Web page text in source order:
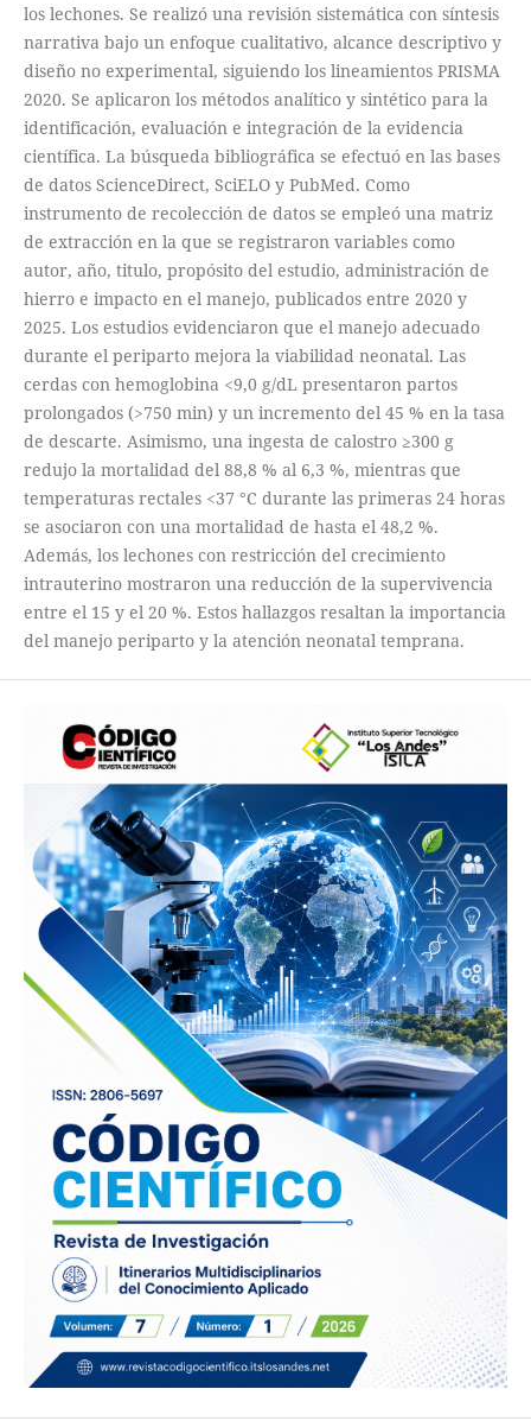
los lechones. Se realizó una revisión sistemática con síntesis
narrativa bajo un enfoque cualitativo, alcance descriptivo y
diseño no experimental, siguiendo los lineamientos PRISMA
2020. Se aplicaron los métodos analítico y sintético para la
identificación, evaluación e integración de la evidencia
científica. La búsqueda bibliográfica se efectuó en las bases
de datos ScienceDirect, SciELO y PubMed. Como
instrumento de recolección de datos se empleó una matriz
de extracción en la que se registraron variables como
autor, año, titulo, propósito del estudio, administración de
hierro e impacto en el manejo, publicados entre 2020 y
2025. Los estudios evidenciaron que el manejo adecuado
durante el periparto mejora la viabilidad neonatal. Las
cerdas con hemoglobina <9,0 g/dL presentaron partos
prolongados (>750 min) y un incremento del 45 % en la tasa
de descarte. Asimismo, una ingesta de calostro ≥300 g
redujo la mortalidad del 88,8 % al 6,3 %, mientras que
temperaturas rectales <37 °C durante las primeras 24 horas
se asociaron con una mortalidad de hasta el 48,2 %.
Además, los lechones con restricción del crecimiento
intrauterino mostraron una reducción de la supervivencia
entre el 15 y el 20 %. Estos hallazgos resaltan la importancia
del manejo periparto y la atención neonatal temprana.